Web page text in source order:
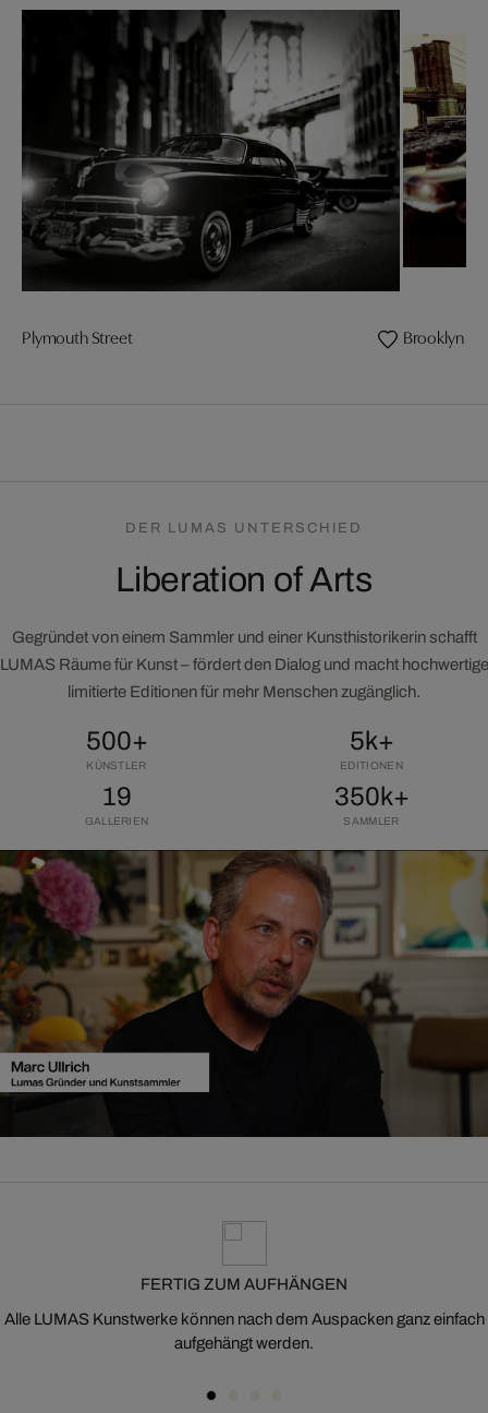
Plymouth Street Brooklyn
DER LUMAS UNTERSCHIED
Liberation of Arts
Gegründet von einem Sammler und einer Kunsthistorikerin schafft
LUMAS Räume für Kunst – fördert den Dialog und macht hochwertige
limitierte Editionen für mehr Menschen zugänglich.
500+
KÜNSTLER
5k+
EDITIONEN
19
GALLERIEN
350k+
SAMMLER
FERTIG ZUM AUFHÄNGEN
Alle LUMAS Kunstwerke können nach dem Auspacken ganz einfach
aufgehängt werden.